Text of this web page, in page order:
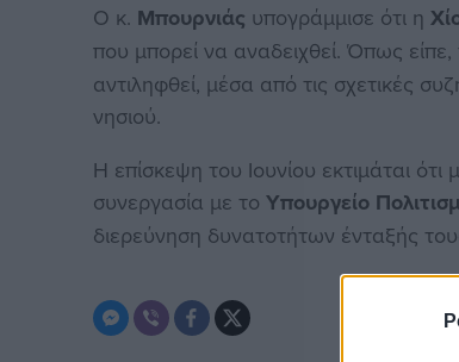
Ο κ. Μπουρνιάς υπογράμμισε ότι η
που μπορεί να αναδειχθεί. Όπως
αντιληφθεί, μέσα από τις σχετικές
νησιού.
Η επίσκεψη του Ιουνίου εκτιμάται
συνεργασία με τοΥπουργείο
διερεύνηση δυνατοτήτων ένταξής